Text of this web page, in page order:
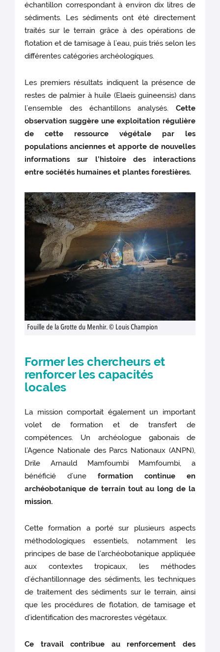
échantillon correspondant à environ dix litres de
sédiments. Les sédiments ont été directement
traités sur le terrain grâce à des opérations de
flotation et de tamisage à l’eau, puis triés selon les
différentes catégories archéologiques.
Les premiers résultats indiquent la présence de
restes de palmier à huile (Elaeis guineensis) dans
l’ensemble des échantillons analysés. Cette
observation suggère une exploitation régulière
de cette ressource végétale par les
populations anciennes et apporte de nouvelles
informations sur l’histoire des interactions
entre sociétés humaines et plantes forestières.
Fouille de la Grotte du Menhir. © Louis Champion
Former les chercheurs et
renforcer les capacités
locales
La mission comportait également un important
volet de formation et de transfert de
compétences. Un archéologue gabonais de
l’Agence Nationale des Parcs Nationaux (ANPN),
Drile Arnauld Mamfoumbi Mamfoumbi, a
bénéficié d’une formation continue en
archéobotanique de terrain tout au long de la
mission.
Cette formation a porté sur plusieurs aspects
méthodologiques essentiels, notamment les
principes de base de l’archéobotanique appliquée
aux contextes tropicaux, les méthodes
d’échantillonnage des sédiments, les techniques
de traitement des sédiments sur le terrain, ainsi
que les procédures de flotation, de tamisage et
d’identification des macrorestes végétaux.
Ce travail contribue au renforcement des